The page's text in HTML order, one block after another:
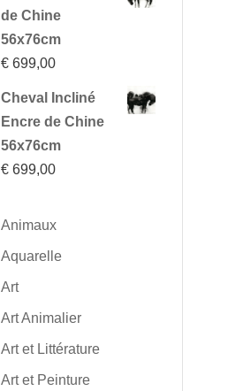
de Chine
56x76cm
€ 699,00
Cheval Incliné
Encre de Chine
56x76cm
€ 699,00
Animaux
Aquarelle
Art
Art Animalier
Art et Littérature
Art et Peinture